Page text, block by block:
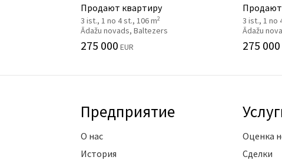
Продают квартиру
3 ist., 1 no 4 st., 106 m2
Ādažu novads, Baltezers
275 000 EUR
3 ist., 1 no
Ādažu
275 000
Предприятие
О нас
История
Оценка
Сделки